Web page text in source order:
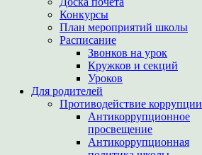
Конкурсы
План мероприятий школы
Расписание
Звонков на урок
Кружков и секций
Уроков
Для родителей
Противодействие коррупции
Антикоррупционное
просвещение
Антикоррупционная